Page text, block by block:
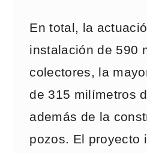
En total, la
instalación de 590
colectores, la
de 315 milímetros
además de la
pozos. El proyecto